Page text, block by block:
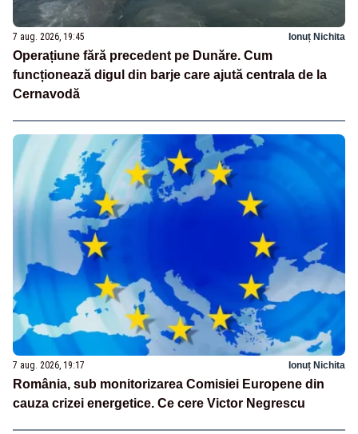
7 aug. 2026, 19:45 Ionuț Nichita
Operațiune fără precedent pe Dunăre. Cum
funcționează digul din barje care ajută centrala de la
Cernavodă
7 aug. 2026, 19:17 Ionuț Nichita
România, sub monitorizarea Comisiei Europene din
cauza crizei energetice. Ce cere Victor Negrescu